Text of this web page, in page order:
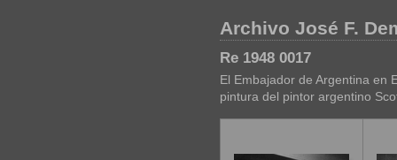
Archivo José F.
Re 1948 0017
El Embajador de Argentina en
pintura del pintor argentino